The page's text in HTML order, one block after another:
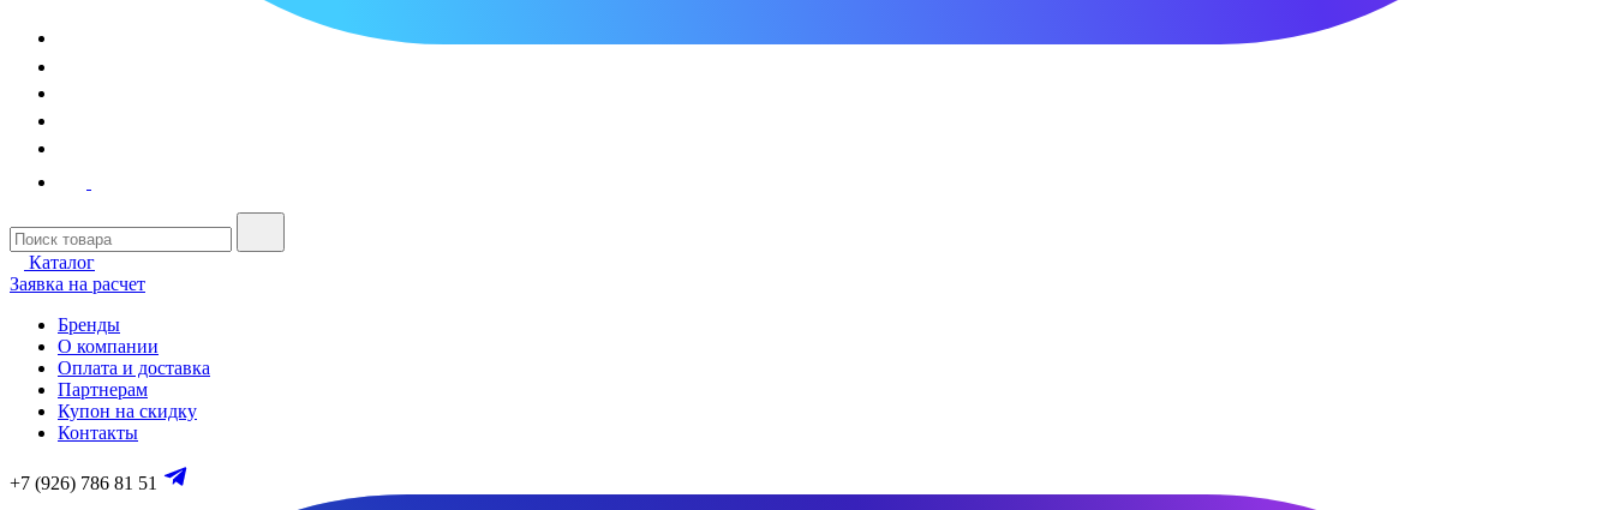
Каталог
Заявка на расчет
Бренды
О компании
Оплата и доставка
Партнерам
Купон на скидку
Контакты
+7 (926) 786 81 51